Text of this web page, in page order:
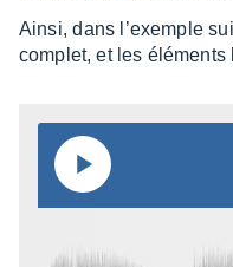
Ainsi, dans l’exemple
complet, et les éléments